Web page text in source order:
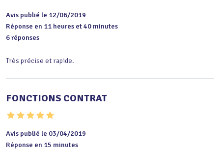
Avis publié le 12/06/2019
Réponse en 11 heures et 40 minutes
6 réponses
Très précise et rapide.
FONCTIONS CONTRAT
Avis publié le 03/04/2019
Réponse en 15 minutes